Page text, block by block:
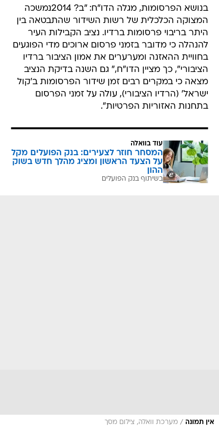
בנושא הפרסומות, מגלה הדו"ח: "ב? 2014נמשכה
המצוקה הכלכלית של רשות השידור שהתבטאה בין
היתר בריבוי פרסומות ברדיו. נציב הקבילות העיר
להנהלה כי מדובר בזמני פרסום ארוכים מדי הפוגעים
בחוויית ההאזנה ומערערים את אמון הציבור ברדיו
הציבורי", כך מציין הדו"ח," גם השנה בדיקת הנציב
מצאה כי במקרים רבים זמן שידור הפרסומות ב'קול
ישראל' (הרדיו הציבורי), עולה על זמני הפרסום
בתחנות האזוריות הפרטיות".
עוד בוואלה
המסחר חוזר לצעירים: בנק הפועלים מקל
על הצעד הראשון ומציג מהלך חדש בשוק
ההון
בשיתוף בנק הפועלים
אין תמונה / מערכת וואלה, צילום מסך